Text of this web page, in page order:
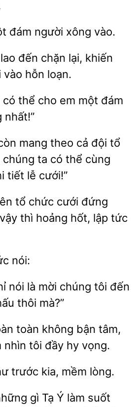
đám người
chặn
khiến
vào hỗn
thể cho
một đám
nhất!”
mang theo
đội
ta có thể cùng
tiết lễ cưới!”
tổ chức
thì hoảng hốt, lập tức
nói:
nói
chúng tôi đến
thôi mà?”
không bận tâm,
nhìn tôi đầy hy vọng.
trước mềm
gì Tạ Ý làm suốt